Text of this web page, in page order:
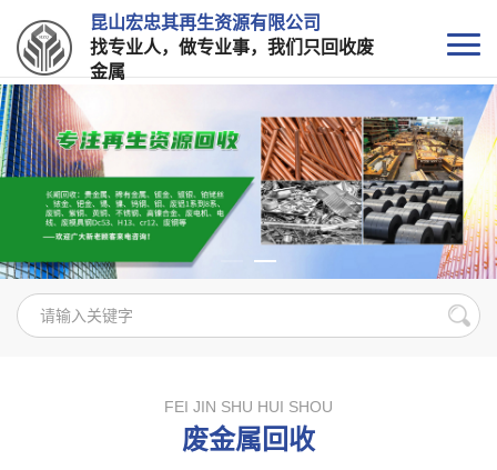
昆山宏忠其再生资源有限公司
找专业人，做专业事，我们只回收废
金属
FEI JIN SHU HUI SHOU
废金属回收